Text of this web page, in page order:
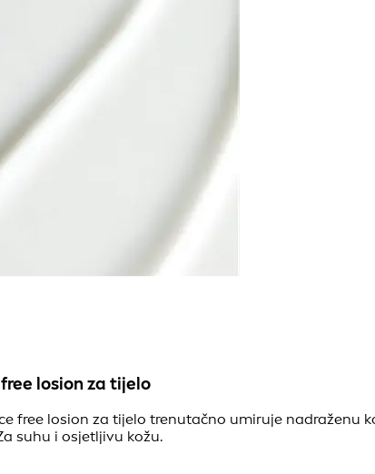
losion za tijelo
free losion za tijelo trenutačno umiruje
suhu i osjetljivu kožu.